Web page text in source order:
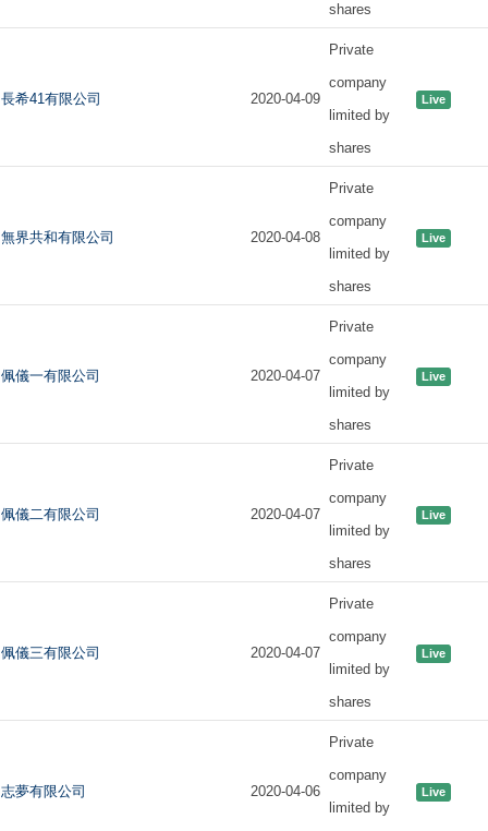
shares
長希41有限公司 2020-04-09
Private
company
limited by
shares
Live
無界共和有限公司 2020-04-08
Private
company
limited by
shares
Live
佩儀一有限公司 2020-04-07
Private
company
limited by
shares
Live
佩儀二有限公司 2020-04-07
Private
company
limited by
shares
Live
佩儀三有限公司 2020-04-07
Private
company
limited by
shares
Live
志夢有限公司 2020-04-06
Private
company
limited by
Live